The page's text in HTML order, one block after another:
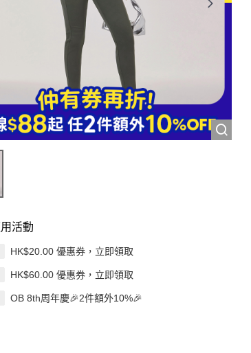
活動
HK$20.00 優惠券，立即領取
HK$60.00 優惠券，立即領取
OB 8th周年慶🎉2件額外10%🎉